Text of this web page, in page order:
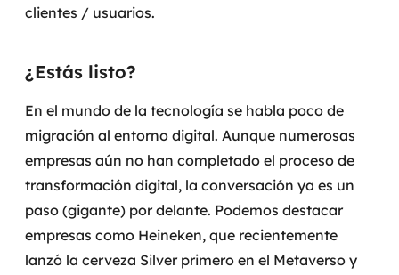
Migração para Cloud
Sustentar operações com eficiência
Sustentação de aplicações
SRE / DevOps
Monitoramento 24x7
clientes / usuarios.
¿Estás listo?
En el mundo de la tecnología se habla poco de
migración al entorno digital. Aunque numerosas
empresas aún no han completado el proceso de
transformación digital, la conversación ya es un
paso (gigante) por delante. Podemos destacar
empresas como Heineken, que recientemente
lanzó la cerveza Silver primero en el Metaverso y